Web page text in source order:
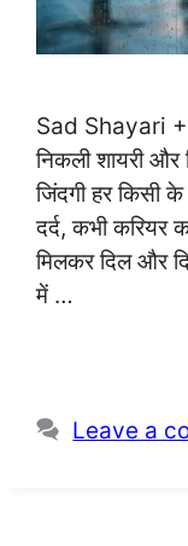
Sad Shayari
निकली शायरी
जिंदगी हर किसी
दर्द, कभी करियर
मिलकर दिल और
में …
Leave a